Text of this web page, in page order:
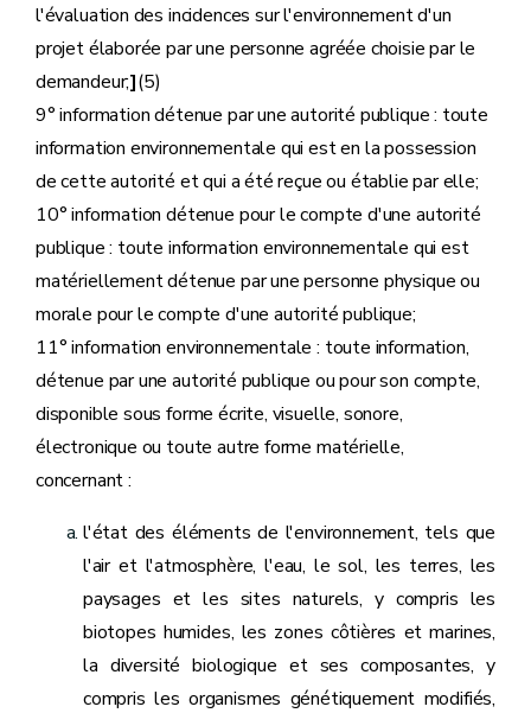
l'évaluation des incidences sur l'environnement d'un
projet élaborée par une personne agréée choisie par le
demandeur;](5)
9° information détenue par une autorité publique : toute
information environnementale qui est en la possession
de cette autorité et qui a été reçue ou établie par elle;
10° information détenue pour le compte d'une autorité
publique : toute information environnementale qui est
matériellement détenue par une personne physique ou
morale pour le compte d'une autorité publique;
11° information environnementale : toute information,
détenue par une autorité publique ou pour son compte,
disponible sous forme écrite, visuelle, sonore,
électronique ou toute autre forme matérielle,
concernant :
l'état des éléments de l'environnement, tels que
l'air et l'atmosphère, l'eau, le sol, les terres, les
paysages et les sites naturels, y compris les
biotopes humides, les zones côtières et marines,
la diversité biologique et ses composantes, y
compris les organismes génétiquement modifiés,